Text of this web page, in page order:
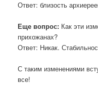
Ответ: близость
Еще вопрос: Как эти
прихожанах?
Ответ: Никак.
С таким изменениями
все!